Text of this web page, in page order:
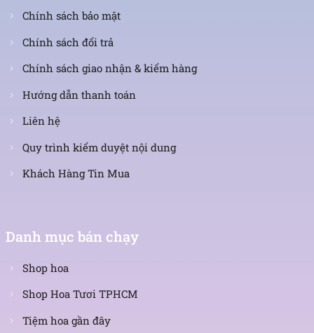
Chính sách bảo mật
Chính sách đổi trả
Chính sách giao nhận & kiểm hàng
Hướng dẫn thanh toán
Liên hệ
Quy trình kiểm duyệt nội dung
Khách Hàng Tin Mua
Danh mục bán chạy
Shop hoa
Shop Hoa Tươi TPHCM
Tiệm hoa gần đây